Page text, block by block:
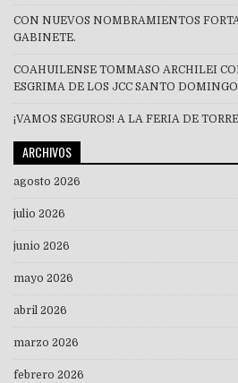
CON NUEVOS NOMBRAMIENTOS
GABINETE.
COAHUILENSE TOMMASO ARCHILEI
ESGRIMA DE LOS JCC SANTO
¡VAMOS SEGUROS! A LA FERIA DE
ARCHIVOS
agosto 2026
julio 2026
junio 2026
mayo 2026
abril 2026
marzo 2026
febrero 2026